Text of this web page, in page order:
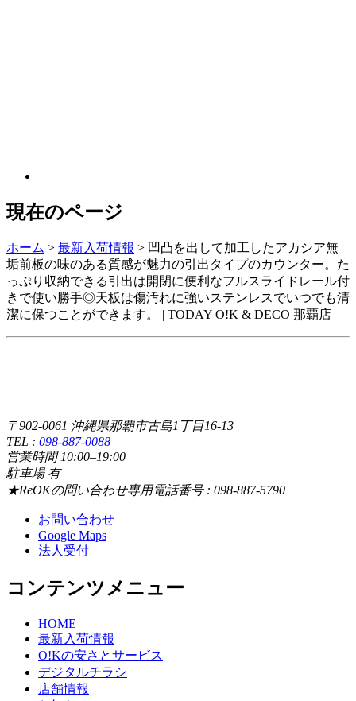
現在のページ
ホーム > 最新入荷情報 > 凹凸を出して加工したアカシア無
垢前板の味のある質感が魅力の引出タイプのカウンター。た
っぷり収納できる引出は開閉に便利なフルスライドレール付
きで使い勝手◎天板は傷汚れに強いステンレスでいつでも清
潔に保つことができます。 | TODAY O!K & DECO 那覇店
〒902-0061 沖縄県那覇市古島1丁目16-13
TEL : 098-887-0088
営業時間 10:00–19:00
駐車場 有
★ReOKの問い合わせ専用電話番号 : 098-887-5790
お問い合わせ
Google Maps
法人受付
コンテンツメニュー
HOME
最新入荷情報
O!Kの安さとサービス
デジタルチラシ
店舗情報